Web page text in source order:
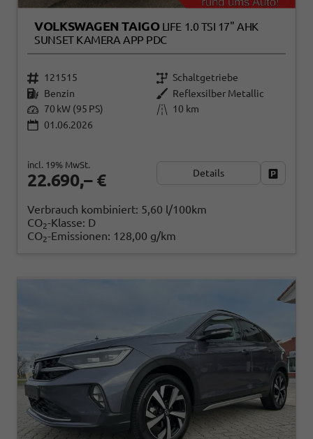
VOLKSWAGEN TAIGO LIFE 1.0 TSI 17" AHK
SUNSET KAMERA APP PDC
121515
Schaltgetriebe
Benzin
Reflexsilber Metallic
70 kW (95 PS)
10 km
01.06.2026
22.690,– €
incl. 19% MwSt.
Details
Verbrauch kombiniert: 5,60 l/100km
CO2-Klasse: D
CO2-Emissionen: 128,00 g/km